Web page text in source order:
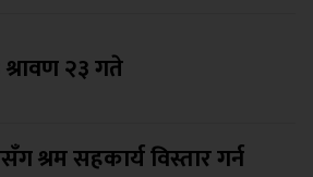
२३ गते
श्रम सहकार्य विस्तार गर्न